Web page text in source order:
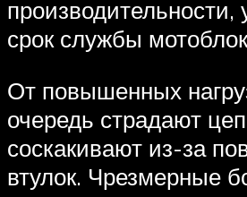
производительности,
срок службы
От повышенных
очередь страдают
соскакивают из-за
втулок. Чрезмерные